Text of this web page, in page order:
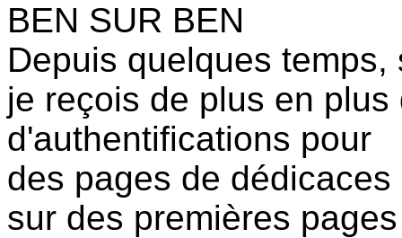
BEN SUR BEN
Depuis quelques
je reçois de plus en plus
d'authentifications pour
des pages de
sur des premières